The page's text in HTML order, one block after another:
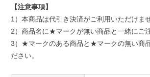
【注意事項】
1）本商品は代引き決済がご利用いただけま
2）商品名に★マークが無い商品と一緒にご
3）★マークのある商品と★マークの無い商
ださい。